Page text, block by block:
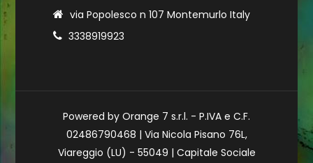
via Popolesco n 107 Montemurlo Italy
3338919923
Powered by Orange 7 s.r.l. - P.IVA e C.F.
02486790468 | Via Nicola Pisano 76L,
Viareggio (LU) - 55049 | Capitale Sociale